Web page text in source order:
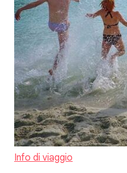
Info di viaggio